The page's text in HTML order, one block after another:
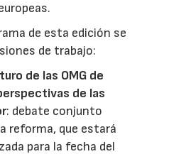
de esta edición se
de trabajo:
de las OMG de
de las
: debate conjunto
reforma, que estará
para la fecha del